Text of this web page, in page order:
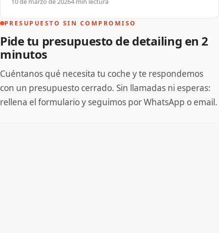
PRESUPUESTO SIN COMPROMISO
Pide tu presupuesto de detailing en 2
minutos
Cuéntanos qué necesita tu coche y te respondemos
con un presupuesto cerrado. Sin llamadas ni esperas:
rellena el formulario y seguimos por WhatsApp o email.